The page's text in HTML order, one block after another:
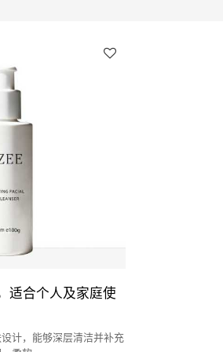
适合个人及家庭使
计，能够深层清洁并补充